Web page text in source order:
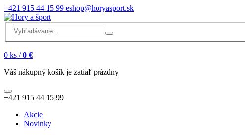
+421 915 44 15 99 eshop@horyasport.sk
0 ks / 0 €
Váš nákupný košík je zatiaľ prázdny
+421 915 44 15 99
Akcie
Novinky